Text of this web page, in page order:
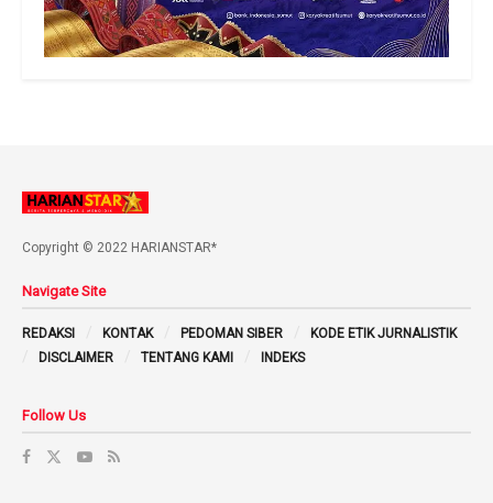
Copyright © 2022 HARIANSTAR*
Navigate Site
REDAKSI KONTAK PEDOMAN SIBER
KODE ETIK JURNALISTIK
DISCLAIMER
TENTANG KAMI INDEKS
Follow Us